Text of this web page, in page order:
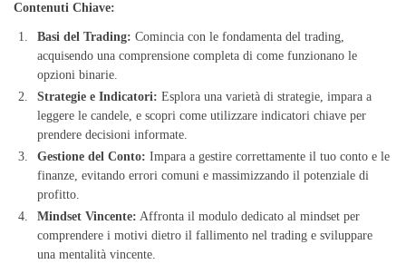
Contenuti Chiave:
Basi del Trading: Comincia con le fondamenta del trading,
acquisendo una comprensione completa di come funzionano le
opzioni binarie.
Strategie e Indicatori: Esplora una varietà di strategie, impara a
leggere le candele, e scopri come utilizzare indicatori chiave per
prendere decisioni informate.
Gestione del Conto: Impara a gestire correttamente il tuo conto e le
finanze, evitando errori comuni e massimizzando il potenziale di
profitto.
Mindset Vincente: Affronta il modulo dedicato al mindset per
comprendere i motivi dietro il fallimento nel trading e sviluppare
una mentalità vincente.